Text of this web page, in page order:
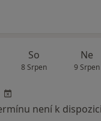
So
8 Srpen
Ne
9 Srpen
není k dispozici